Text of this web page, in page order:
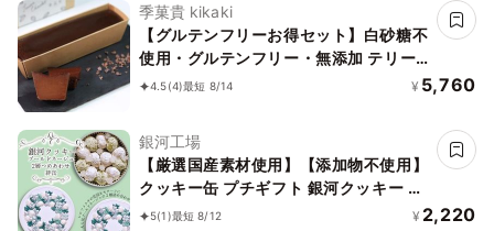
季菓貴 kikaki
【グルテンフリーお得セット】白砂糖不
使用・グルテンフリー・無添加 テリー
ヌショコラとバスクチーズケーキ 米粉
4.5(4)最短 8/14 ¥ 5,760
銀河工場
【厳選国産素材使用】【添加物不使用】
クッキー缶 プチギフト 銀河クッキー ブ
ールドネージュ 絆缶
5(1)最短 8/12 ¥ 2,220